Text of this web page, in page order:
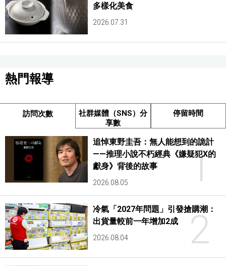
多樣化美食
2026.07.31
熱門報導
訪問次數
社群媒體（SNS）分
享數
停留時間
1
追悼東野圭吾：無人能想到的詭計
——推理小說不朽經典《嫌疑犯X的
獻身》背後的故事
2026.08.05
2
冷氣「2027年問題」引發搶購潮：
出貨量較前一年增加2成
2026.08.04